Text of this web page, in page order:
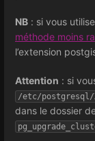
NB : si vous
méthode moins
l’extension
Attention : si
/etc/postgresql/
dans le dossier